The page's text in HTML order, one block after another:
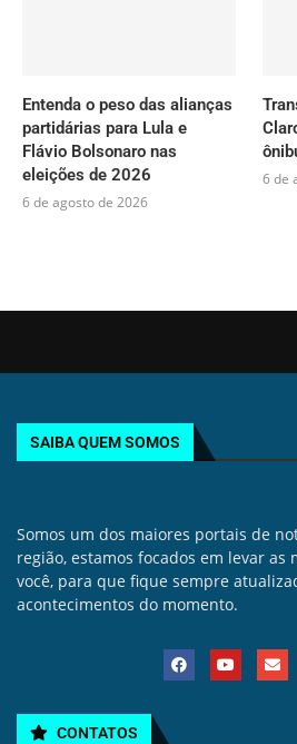
Entenda o peso das alianças
partidárias para Lula e
Flávio Bolsonaro nas
eleições de 2026
6 de agosto de 2026
6 de
SAIBA QUEM SOMOS
Somos um dos maiores portais de
região, estamos focados em levar as
você, para que fique sempre
acontecimentos do momento.
CONTATOS